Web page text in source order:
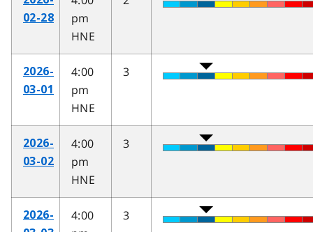
02-28
pm
HNE
2026-
03-01
4:00
pm
HNE
3
2026-
03-02
4:00
pm
HNE
3
2026-
4:00
3